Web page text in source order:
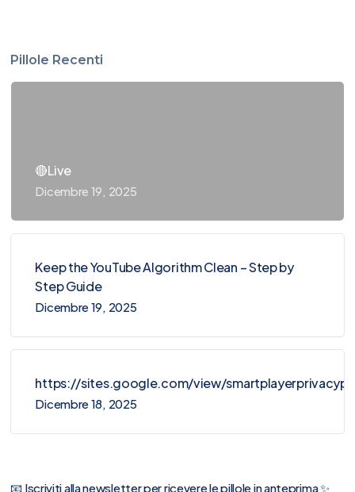
Pillole Recenti
🔴Live
Dicembre 19, 2025
Keep the YouTube Algorithm Clean – Step by
Step Guide
Dicembre 19, 2025
https://sites.google.com/view/
Dicembre 18, 2025
📧 Iscriviti alla newsletter per ricevere le pillole in anteprima ✨